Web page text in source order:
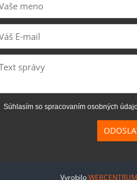
Súhlasím so spracovaním osobných
Vyrobilo